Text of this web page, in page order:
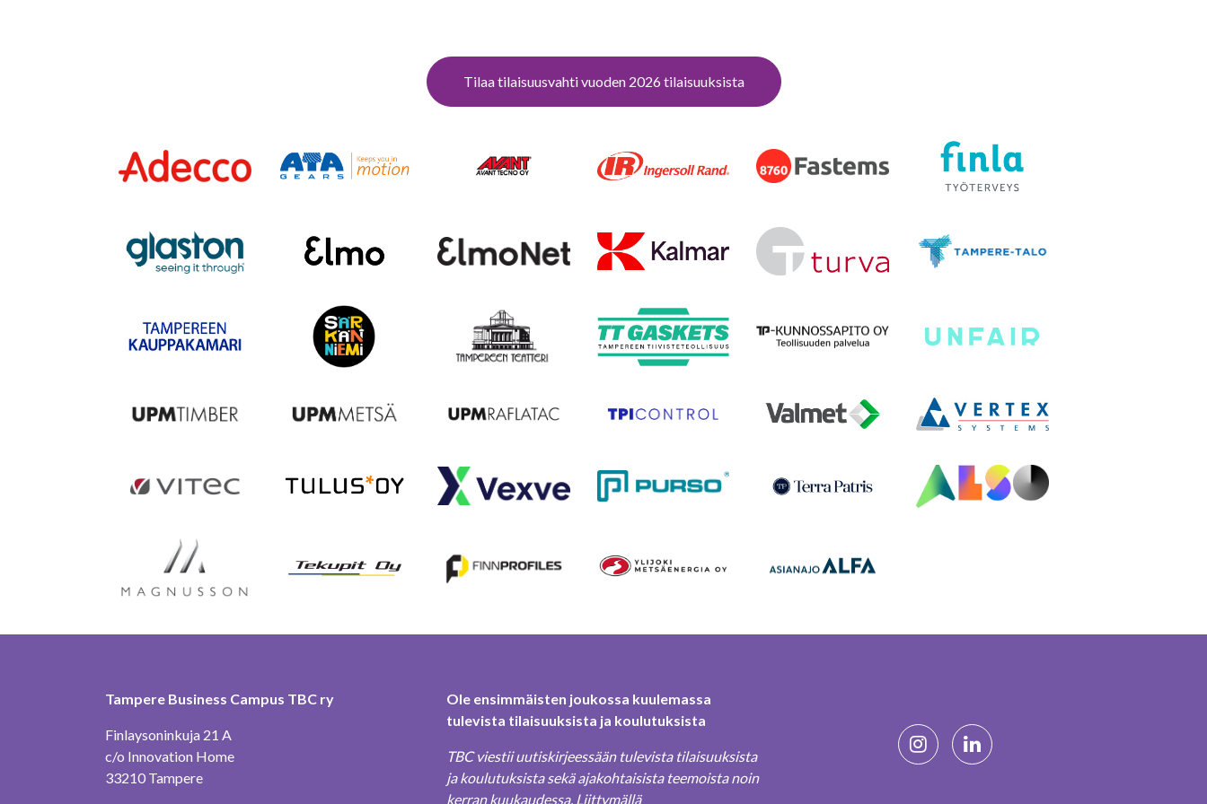
Tilaa tilaisuusvahti vuoden 2026 tilaisuuksista
Tampere Business Campus TBC ry
Finlaysoninkuja 21 A
c/o Innovation Home
33210 Tampere
Ole ensimmäisten joukossa kuulemassa
tulevista tilaisuuksista ja koulutuksista
TBC viestii uutiskirjeessään tulevista tilaisuuksista
ja koulutuksista sekä ajakohtaisista teemoista noin
kerran kuukaudessa. Liittymällä